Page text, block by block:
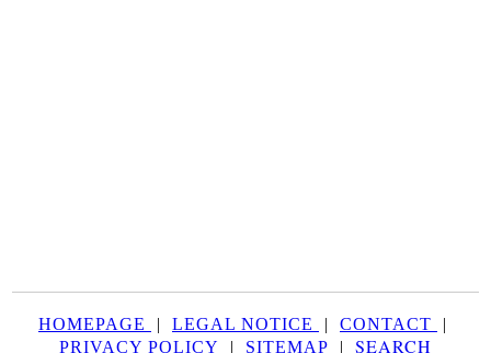
HOMEPAGE | LEGAL NOTICE | CONTACT
|
PRIVACY POLICY
| SITEMAP | SEARCH